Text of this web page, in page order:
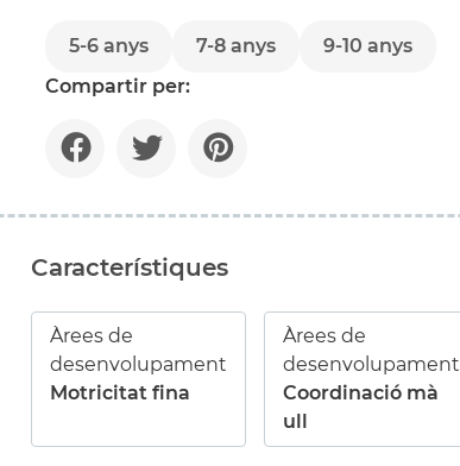
5-6 anys 7-8 anys
9-10 anys
Compartir per:
Característiques
Àrees de
desenvolupament
Motricitat fina
Àrees de
desenvolupament
Coordinació mà
ull